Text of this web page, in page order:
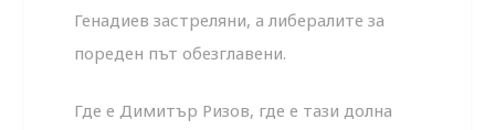
Генадиев застреляни, а либералите за
пореден път обезглавени.
Где е Димитър Ризов, где е тази долна